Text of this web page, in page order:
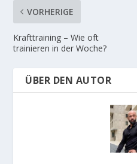
VORHERIGE
Krafttraining – Wie oft
trainieren in der Woche?
ÜBER DEN AUTOR